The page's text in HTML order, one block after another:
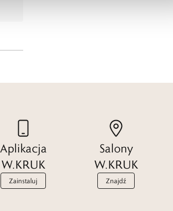
Aplikacja
W.KRUK
Zainstaluj
Salony
W.KRUK
Znajdź